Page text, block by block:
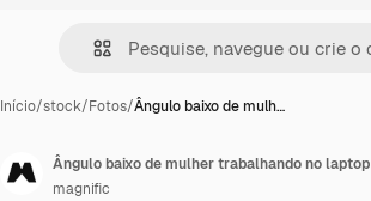
Início/stock/Fotos/Ângulo baixo de mulh…
Ângulo baixo de mulher trabalhando no laptop
magnific